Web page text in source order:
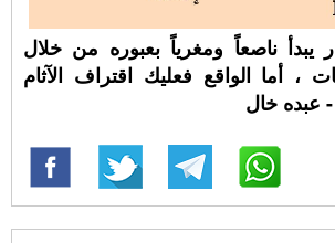
يبدأ ناصعاً ومغرياً بعبوره من خلال
، أما الواقع فعليك اقتراف الآثام
عبده خال